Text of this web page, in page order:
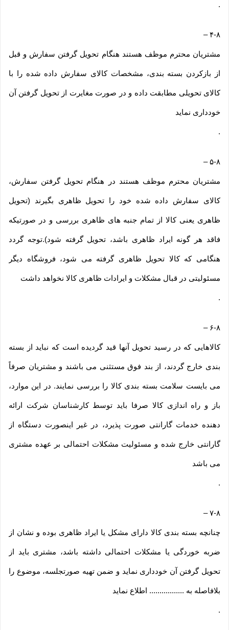
.
۴-۸–
مشتریان محترم موظف هستند هنگام تحویل گرفتن سفارش و قبل
از بازکردن بسته بندی، مشخصات کالای سفارش داده شده را با
کالای تحویلی مطابقت داده و در صورت مغایرت از تحویل گرفتن آن
خودداری نماید
.
۵-۸–
مشتریان محترم موظف هستند در هنگام تحویل گرفتن سفارش،
کالای سفارش داده شده خود را تحویل ظاهری بگیرند (تحویل
ظاهری یعنی کالا از تمام جنبه های ظاهری بررسی و در صورتیکه
فاقد هر گونه ایراد ظاهری باشد، تحویل گرفته شود).توجه گردد
هنگامی که کالا تحویل ظاهری گرفته می شود، فروشگاه دیگر
مسئولیتی در قبال مشکلات و ایرادات ظاهری کالا نخواهد داشت
.
۶-۸ –
کالاهایی که در رسید تحویل آنها قید گردیده است که نباید از بسته
بندی خارج گردند، از بند فوق مستثنی می باشند و مشتریان صرفاً
می بایست سلامت بسته بندی کالا را بررسی نمایند. در این موارد،
باز و راه اندازی کالا صرفا باید توسط کارشناسان شرکت ارائه
دهنده خدمات گارانتی صورت پذیرد، در غیر اینصورت دستگاه از
گارانتی خارج شده و مسئولیت مشکلات احتمالی بر عهده مشتری
می باشد
.
۷-۸–
چنانچه بسته بندی کالا دارای مشکل یا ایراد ظاهری بوده و نشان از
ضربه خوردگی یا مشکلات احتمالی داشته باشد، مشتری باید از
تحویل گرفتن آن خودداری نماید و ضمن تهیه صورتجلسه، موضوع را
بلافاصله به ................. اطلاع نماید
.